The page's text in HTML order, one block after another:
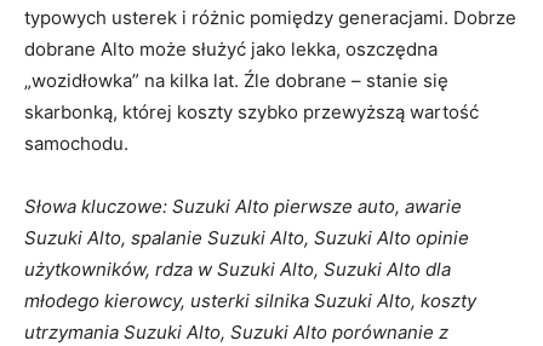
typowych usterek i różnic pomiędzy generacjami. Dobrze
dobrane Alto może służyć jako lekka, oszczędna
„wozidłowka” na kilka lat. Źle dobrane – stanie się
skarbonką, której koszty szybko przewyższą wartość
samochodu.
Słowa kluczowe: Suzuki Alto pierwsze auto, awarie
Suzuki Alto, spalanie Suzuki Alto, Suzuki Alto opinie
użytkowników, rdza w Suzuki Alto, Suzuki Alto dla
młodego kierowcy, usterki silnika Suzuki Alto, koszty
utrzymania Suzuki Alto, Suzuki Alto porównanie z